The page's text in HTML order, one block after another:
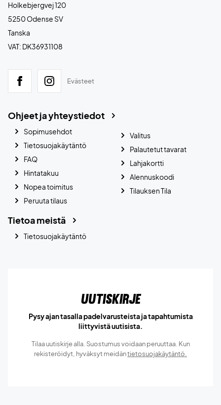
Holkebjergvej 120
5250 Odense SV
Tanska
VAT: DK36931108
Evästeet
Ohjeet ja yhteystiedot
Sopimusehdot
Tietosuojakäytäntö
FAQ
Hintatakuu
Nopea toimitus
Peruuta tilaus
Valitus
Palautetut tavarat
Lahjakortti
Alennuskoodi
Tilauksen Tila
Tietoa meistä
Tietosuojakäytäntö
Uutiskirje
Pysy ajan tasalla padelvarusteista ja tapahtumista
liittyvistä uutisista.
Tilaa uutiskirje alla. Suostumus voidaan peruuttaa. Kun
rekisteröidyt, hyväksyt meidäntietosuojakäytäntö.